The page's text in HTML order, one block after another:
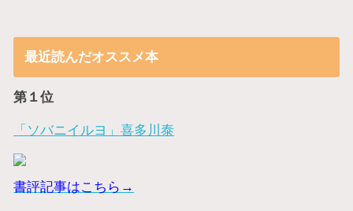
最近読んだオススメ本
第１位
「ソバニイルヨ」喜多川泰
書評記事はこちら→